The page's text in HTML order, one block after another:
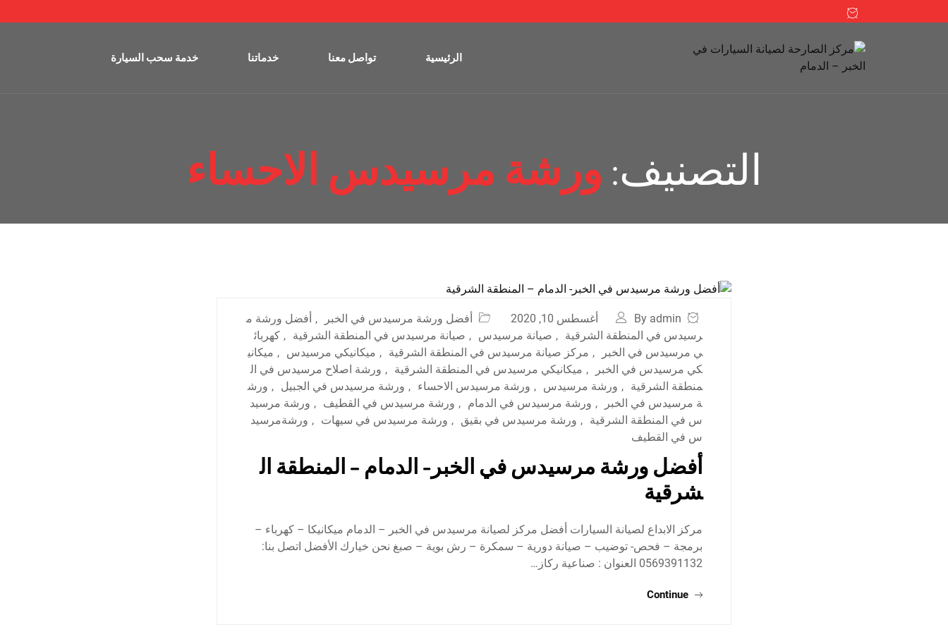
الرئيسية تواصل معنا خدماتنا خدمة سحب السيارة
التصنيف: ورشة مرسيدس الاحساء
By admin أغسطس 10, 2020 أفضل ورشة مرسيدس في الخبر , أفضل ورشة م
رسيدس في المنطقة الشرقية , صيانة مرسيدس , صيانة مرسيدس في المنطقة الشرقية , كهربائ
ي مرسيدس في الخبر
, مركز صيانة مرسيدس في المنطقة الشرقية , ميكانيكي مرسيدس , ميكاني
كي مرسيدس في الخبر
, ميكانيكي مرسيدس في المنطقة الشرقية , ورشة اصلاح مرسيدس في ال
منطقة الشرقية , ورشة مرسيدس , ورشة مرسيدس الاحساء , ورشة مرسيدس في الجبيل , ورش
ة مرسيدس في الخبر
, ورشة مرسيدس في الدمام , ورشة مرسيدس في القطيف , ورشة مرسيد
س في المنطقة الشرقية , ورشة مرسيدس في بقيق , ورشة مرسيدس في سيهات , ورشةمرسيد
س في القطيف
أفضل ورشة مرسيدس في الخبر- الدمام – المنطقة ال
شرقية
مركز الابداع لصيانة السيارات أفضل مركز لصيانة مرسيدس في الخبر – الدمام ميكانيكا – كهرباء –
برمجة – فحص- توضيب – صيانة دورية – سمكرة – رش بوية – صبغ نحن خيارك الأفضل اتصل بنا:
0569391132 العنوان : صناعية ركاز…
Continue